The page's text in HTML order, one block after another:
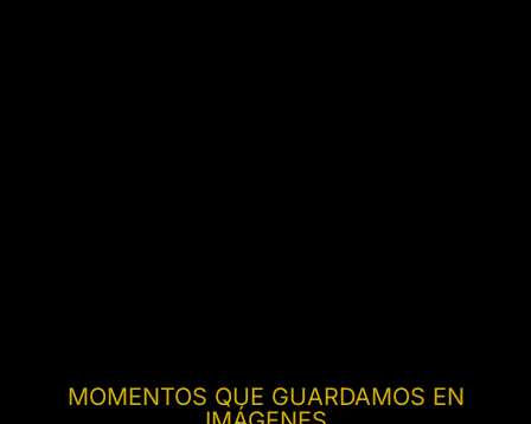
MOMENTOS QUE GUARDAMOS EN